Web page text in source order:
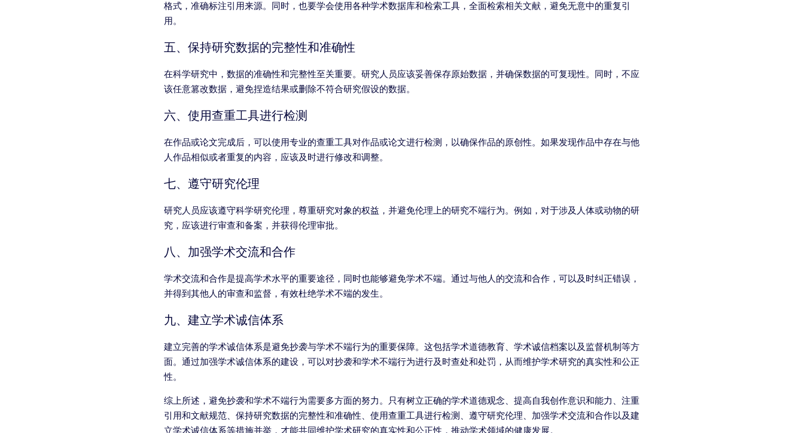
格式，准确标注引用来源。同时，也要学会使用各种学术数据库和检索工具，全面检索相关文献，避免无意中的重复引
用。
五、保持研究数据的完整性和准确性
在科学研究中，数据的准确性和完整性至关重要。研究人员应该妥善保存原始数据，并确保数据的可复现性。同时，不应
该任意篡改数据，避免捏造结果或删除不符合研究假设的数据。
六、使用查重工具进行检测
在作品或论文完成后，可以使用专业的查重工具对作品或论文进行检测，以确保作品的原创性。如果发现作品中存在与他
人作品相似或者重复的内容，应该及时进行修改和调整。
七、遵守研究伦理
研究人员应该遵守科学研究伦理，尊重研究对象的权益，并避免伦理上的研究不端行为。例如，对于涉及人体或动物的研
究，应该进行审查和备案，并获得伦理审批。
八、加强学术交流和合作
学术交流和合作是提高学术水平的重要途径，同时也能够避免学术不端。通过与他人的交流和合作，可以及时纠正错误，
并得到其他人的审查和监督，有效杜绝学术不端的发生。
九、建立学术诚信体系
建立完善的学术诚信体系是避免抄袭与学术不端行为的重要保障。这包括学术道德教育、学术诚信档案以及监督机制等方
面。通过加强学术诚信体系的建设，可以对抄袭和学术不端行为进行及时查处和处罚，从而维护学术研究的真实性和公正
性。
综上所述，避免抄袭和学术不端行为需要多方面的努力。只有树立正确的学术道德观念、提高自我创作意识和能力、注重
引用和文献规范、保持研究数据的完整性和准确性、使用查重工具进行检测、遵守研究伦理、加强学术交流和合作以及建
立学术诚信体系等措施并举，才能共同维护学术研究的真实性和公正性，推动学术领域的健康发展。